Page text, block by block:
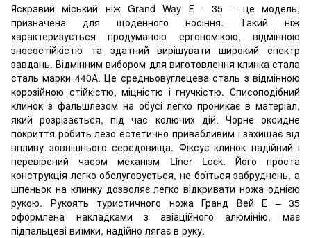
Яскравий міський ніж Grand Way Е - 35 – це модель,
призначена для щоденного носіння. Такий ніж
характеризується продуманою ергономікою, відмінною
зносостійкістю та здатний вирішувати широкий спектр
завдань. Відмінним вибором для виготовлення клинка стала
сталь марки 440А. Це средньовуглецева сталь з відмінною
корозійною стійкістю, міцністю і гнучкістю. Списоподібний
клинок з фальшлезом на обусі легко проникає в матеріал,
який розрізається, під час колючих дій. Чорне оксидне
покриття робить лезо естетично привабливим і захищає від
впливу зовнішнього середовища. Фіксує клинок надійний і
перевірений часом механізм Liner Lock. Його проста
конструкція легко обслуговується, не боїться забруднень, а
шпеньок на клинку дозволяє легко відкривати ножа однією
рукою. Рукоять туристичного ножа Гранд Вей Е – 35
оформлена накладками з авіаційного алюмінію, має
підпальцеві виїмки, надійно лягає в руку.